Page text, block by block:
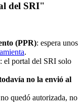
del SRI"
(PPR): espera unos
.
: el portal del SRI solo
no la envió al
quedó autorizada, no